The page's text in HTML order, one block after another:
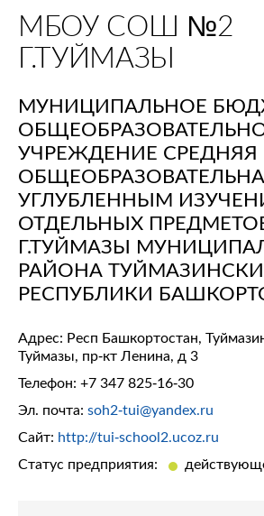
МБОУ СОШ №2
Г.ТУЙМАЗЫ
МУНИЦИПАЛЬНОЕ
УЧРЕЖДЕНИЕ СРЕДНЯЯ
УГЛУБЛЕННЫМ
ОТДЕЛЬНЫХ
Г.ТУЙМАЗЫ
РАЙОНА
РЕСПУБЛИКИ
Адрес: Респ Башкортостан,
Туймазы, пр-кт Ленина, д 3
Телефон: +7 347 825-16-30
Эл. почта: soh2-tui@yandex.ru
Сайт: http://tui-school2.ucoz.ru
Статус предприятия: